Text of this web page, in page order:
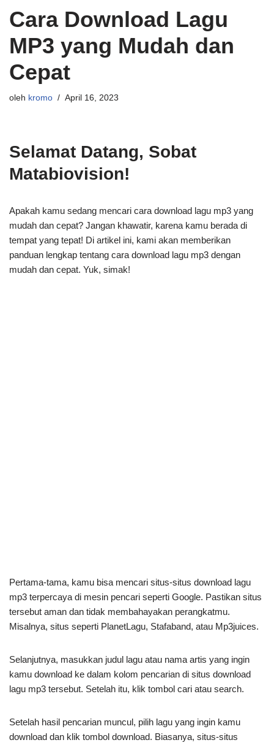
Cara Download Lagu
MP3 yang Mudah dan
Cepat
oleh kromo April 16, 2023
Selamat Datang, Sobat
Matabiovision!
Apakah kamu sedang mencari cara download lagu mp3 yang
mudah dan cepat? Jangan khawatir, karena kamu berada di
tempat yang tepat! Di artikel ini, kami akan memberikan
panduan lengkap tentang cara download lagu mp3 dengan
mudah dan cepat. Yuk, simak!
Pertama-tama, kamu bisa mencari situs-situs download lagu
mp3 terpercaya di mesin pencari seperti Google. Pastikan situs
tersebut aman dan tidak membahayakan perangkatmu.
Misalnya, situs seperti PlanetLagu, Stafaband, atau Mp3juices.
Selanjutnya, masukkan judul lagu atau nama artis yang ingin
kamu download ke dalam kolom pencarian di situs download
lagu mp3 tersebut. Setelah itu, klik tombol cari atau search.
Setelah hasil pencarian muncul, pilih lagu yang ingin kamu
download dan klik tombol download. Biasanya, situs-situs